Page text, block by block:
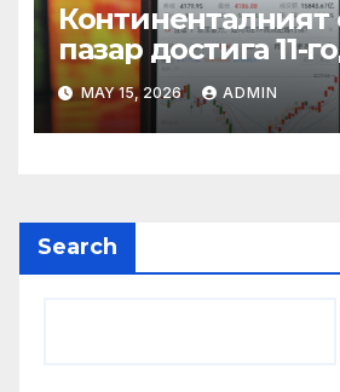
пазар достига 11-
връх
MAY 15, 2026 ADMIN
Search